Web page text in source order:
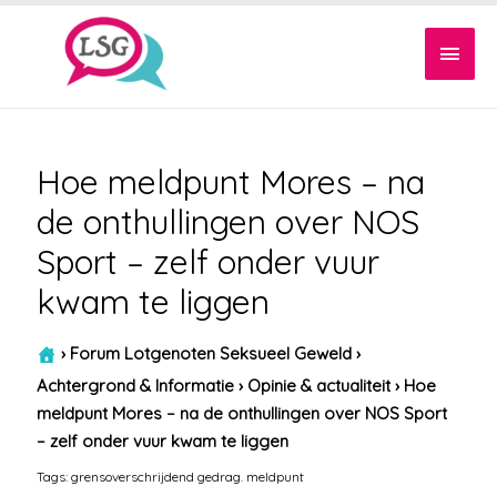
Hoe meldpunt Mores – na
de onthullingen over NOS
Sport – zelf onder vuur
kwam te liggen
› Forum Lotgenoten Seksueel Geweld ›
Achtergrond & Informatie › Opinie & actualiteit › Hoe
meldpunt Mores – na de onthullingen over NOS Sport
– zelf onder vuur kwam te liggen
Tags:grensoverschrijdend gedrag. meldpunt